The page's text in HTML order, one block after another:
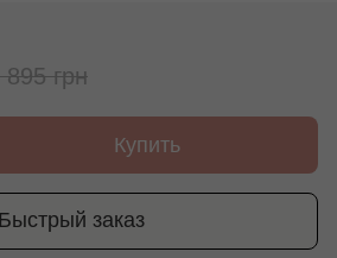
895 грн
Купить
Быстрый заказ